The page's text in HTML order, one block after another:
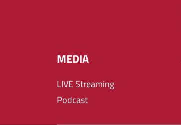
MEDIA
LIVE Streaming
Podcast